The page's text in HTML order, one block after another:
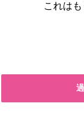
これは